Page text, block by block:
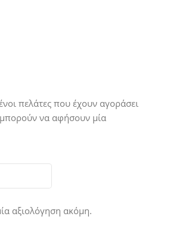
αξιολόγηση ακόμη.
πελάτες που έχουν αγοράσει
να αφήσουν μία